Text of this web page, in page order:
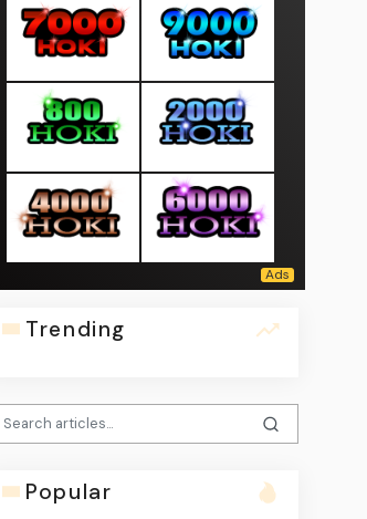
Trending
Popular